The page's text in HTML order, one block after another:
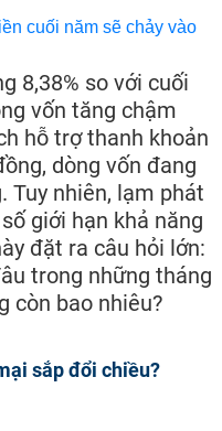
8,38% so với cuối
vốn tăng chậm
hỗ trợ thanh khoản
dòng vốn đang
Tuy nhiên, lạm phát
giới hạn khả năng
đặt ra câu hỏi lớn:
trong những tháng
còn bao nhiêu?
sắp đổi chiều?